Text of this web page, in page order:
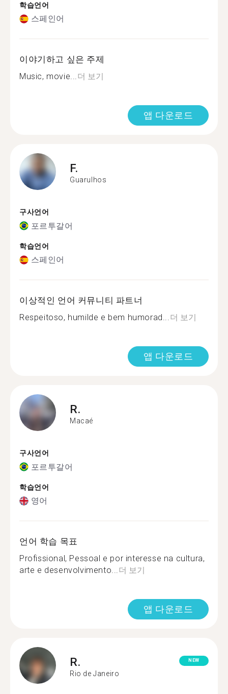
학습언어
스페인어
이야기하고 싶은 주제
Music, movie...더 보기
앱 다운로드
F.
Guarulhos
구사언어
포르투갈어
학습언어
스페인어
이상적인 언어 커뮤니티 파트너
Respeitoso, humilde e bem humorad...더 보기
앱 다운로드
R.
Macaé
구사언어
포르투갈어
학습언어
영어
언어 학습 목표
Profissional, Pessoal e por interesse na cultura,
arte e desenvolvimento...더 보기
앱 다운로드
R.
Rio de Janeiro
NEW